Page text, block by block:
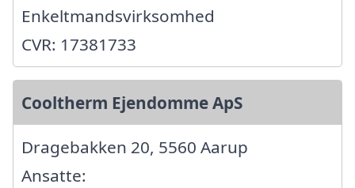
Enkeltmandsvirksomhed
CVR: 17381733
Cooltherm Ejendomme ApS
Dragebakken 20, 5560 Aarup
Ansatte: